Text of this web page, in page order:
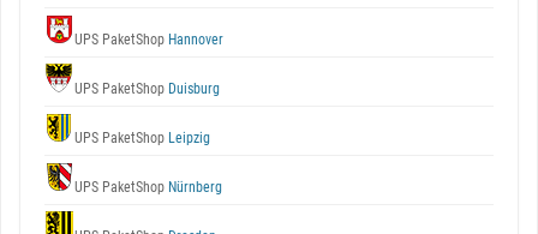
UPS PaketShop Hannover
UPS PaketShop Duisburg
UPS PaketShop Leipzig
UPS PaketShop Nürnberg